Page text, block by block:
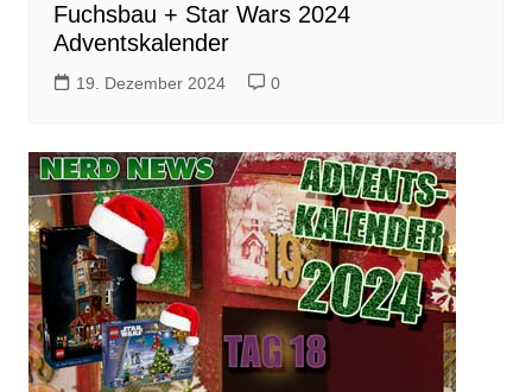
Fuchsbau + Star Wars 2024
Adventskalender
19. Dezember 2024 0